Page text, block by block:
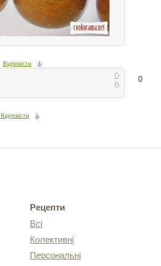
Відповісти
0
Відповісти
Рецепти
Всі
Колективні
Персональні